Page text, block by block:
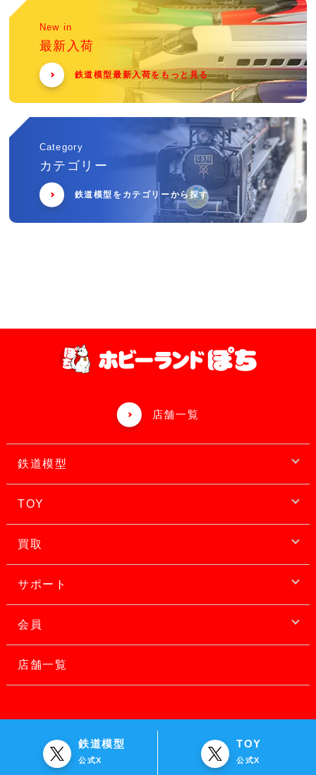
New in
最新入荷
鉄道模型最新入荷をもっと見る
Category
カテゴリー
鉄道模型をカテゴリーから探す
店舗一覧
鉄道模型
TOY
買取
サポート
会員
店舗一覧
鉄道模型
公式X
TOY
公式X